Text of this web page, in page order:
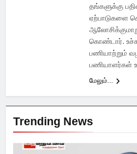
தங்களுக்கு
ஏற்பாடுகளை
கொண்டார்.
பணியாற்றும்
பணியாளர்கள்
மேலும்...
Trending News